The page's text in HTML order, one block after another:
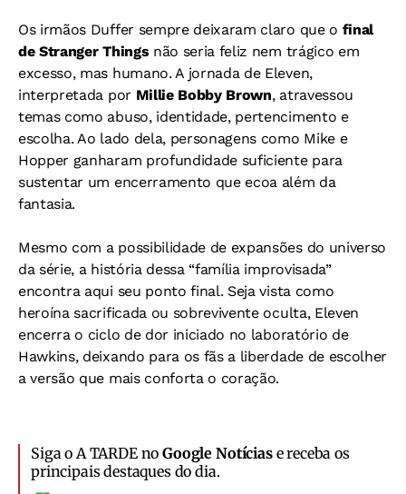
Os irmãos Duffer sempre deixaram claro que o final
de Stranger Things não seria feliz nem trágico em
excesso, mas humano. A jornada de Eleven,
interpretada por Millie Bobby Brown, atravessou
temas como abuso, identidade, pertencimento e
escolha. Ao lado dela, personagens como Mike e
Hopper ganharam profundidade suficiente para
sustentar um encerramento que ecoa além da
fantasia.
Mesmo com a possibilidade de expansões do universo
da série, a história dessa “família improvisada”
encontra aqui seu ponto final. Seja vista como
heroína sacrificada ou sobrevivente oculta, Eleven
encerra o ciclo de dor iniciado no laboratório de
Hawkins, deixando para os fãs a liberdade de escolher
a versão que mais conforta o coração.
Siga o A TARDE noGoogle Notíciase receba os
principais destaques do dia.